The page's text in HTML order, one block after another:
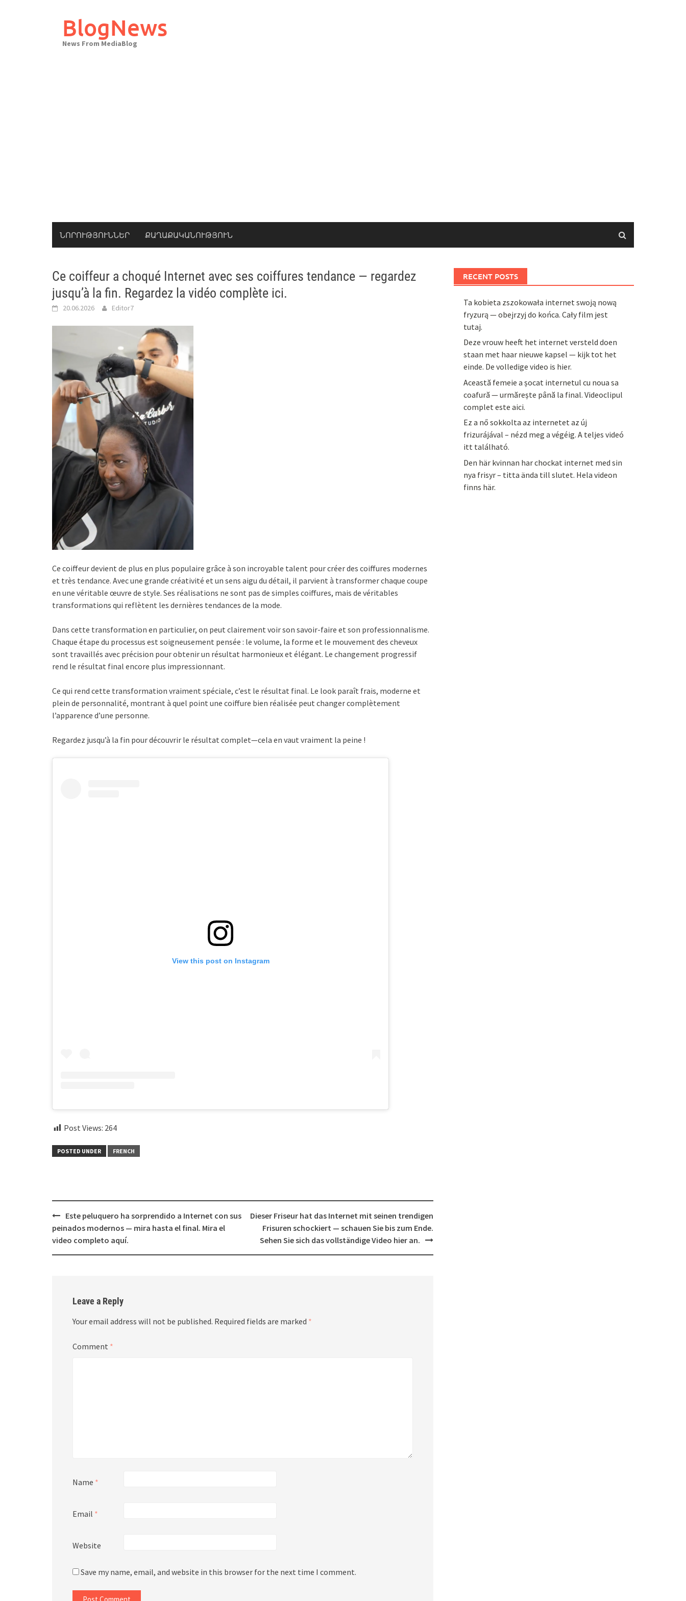
BlogNews
News From MediaBlog
ՆՈՐՈՒԹՅՈՒՆՆԵՐ ՔԱՂԱՔԱԿԱՆՈՒԹՅՈՒՆ
Ce coiffeur a choqué Internet avec ses coiffures tendance — regardez
jusqu’à la fin. Regardez la vidéo complète ici.
20.06.2026 Editor7
Ce coiffeur devient de plus en plus populaire grâce à son incroyable talent pour créer des coiffures modernes
et très tendance. Avec une grande créativité et un sens aigu du détail, il parvient à transformer chaque coupe
en une véritable œuvre de style. Ses réalisations ne sont pas de simples coiffures, mais de véritables
transformations qui reflètent les dernières tendances de la mode.
Dans cette transformation en particulier, on peut clairement voir son savoir-faire et son professionnalisme.
Chaque étape du processus est soigneusement pensée : le volume, la forme et le mouvement des cheveux
sont travaillés avec précision pour obtenir un résultat harmonieux et élégant. Le changement progressif
rend le résultat final encore plus impressionnant.
Ce qui rend cette transformation vraiment spéciale, c’est le résultat final. Le look paraît frais, moderne et
plein de personnalité, montrant à quel point une coiffure bien réalisée peut changer complètement
l’apparence d’une personne.
Regardez jusqu’à la fin pour découvrir le résultat complet—cela en vaut vraiment la peine !
View this post on Instagram
Post Views: 264
POSTED UNDER FRENCH
Post
navigation
Este peluquero ha sorprendido a Internet con sus
peinados modernos — mira hasta el final. Mira el
video completo aquí.
Dieser Friseur hat das Internet mit seinen trendigen
Frisuren schockiert — schauen Sie bis zum Ende.
Sehen Sie sich das vollständige Video hier an.
Leave a Reply
Your email address will not be published. Required fields are marked *
Comment *
Name *
Email *
Website
Save my name, email, and website in this browser for the next time I comment.
RECENT POSTS
Ta kobieta zszokowała internet swoją nową
fryzurą — obejrzyj do końca. Cały film jest
tutaj.
Deze vrouw heeft het internet versteld doen
staan met haar nieuwe kapsel — kijk tot het
einde. De volledige video is hier.
Această femeie a șocat internetul cu noua sa
coafură — urmărește până la final. Videoclipul
complet este aici.
Ez a nő sokkolta az internetet az új
frizurájával – nézd meg a végéig. A teljes videó
itt található.
Den här kvinnan har chockat internet med sin
nya frisyr – titta ända till slutet. Hela videon
finns här.